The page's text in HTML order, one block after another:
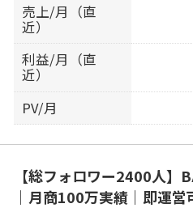
売上/月（直
近）
利益/月（直
近）
PV/月
【総フォロワー2400人】
｜月商100万実績｜即運営